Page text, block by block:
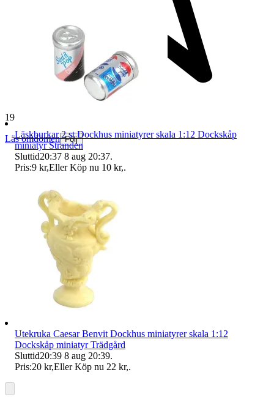
19 269 omdömen
Läs omdömen Följ
Läskburkar 2 st Dockhus miniatyrer skala 1:12 Dockskåp
miniatyr Stranden
Sluttid20:37 8 aug 20:37.
Pris:9 kr,Eller Köp nu 10 kr,.
Utekruka Caesar Benvit Dockhus miniatyrer skala 1:12
Dockskåp miniatyr Trädgård
Sluttid20:39 8 aug 20:39.
Pris:20 kr,Eller Köp nu 22 kr,.